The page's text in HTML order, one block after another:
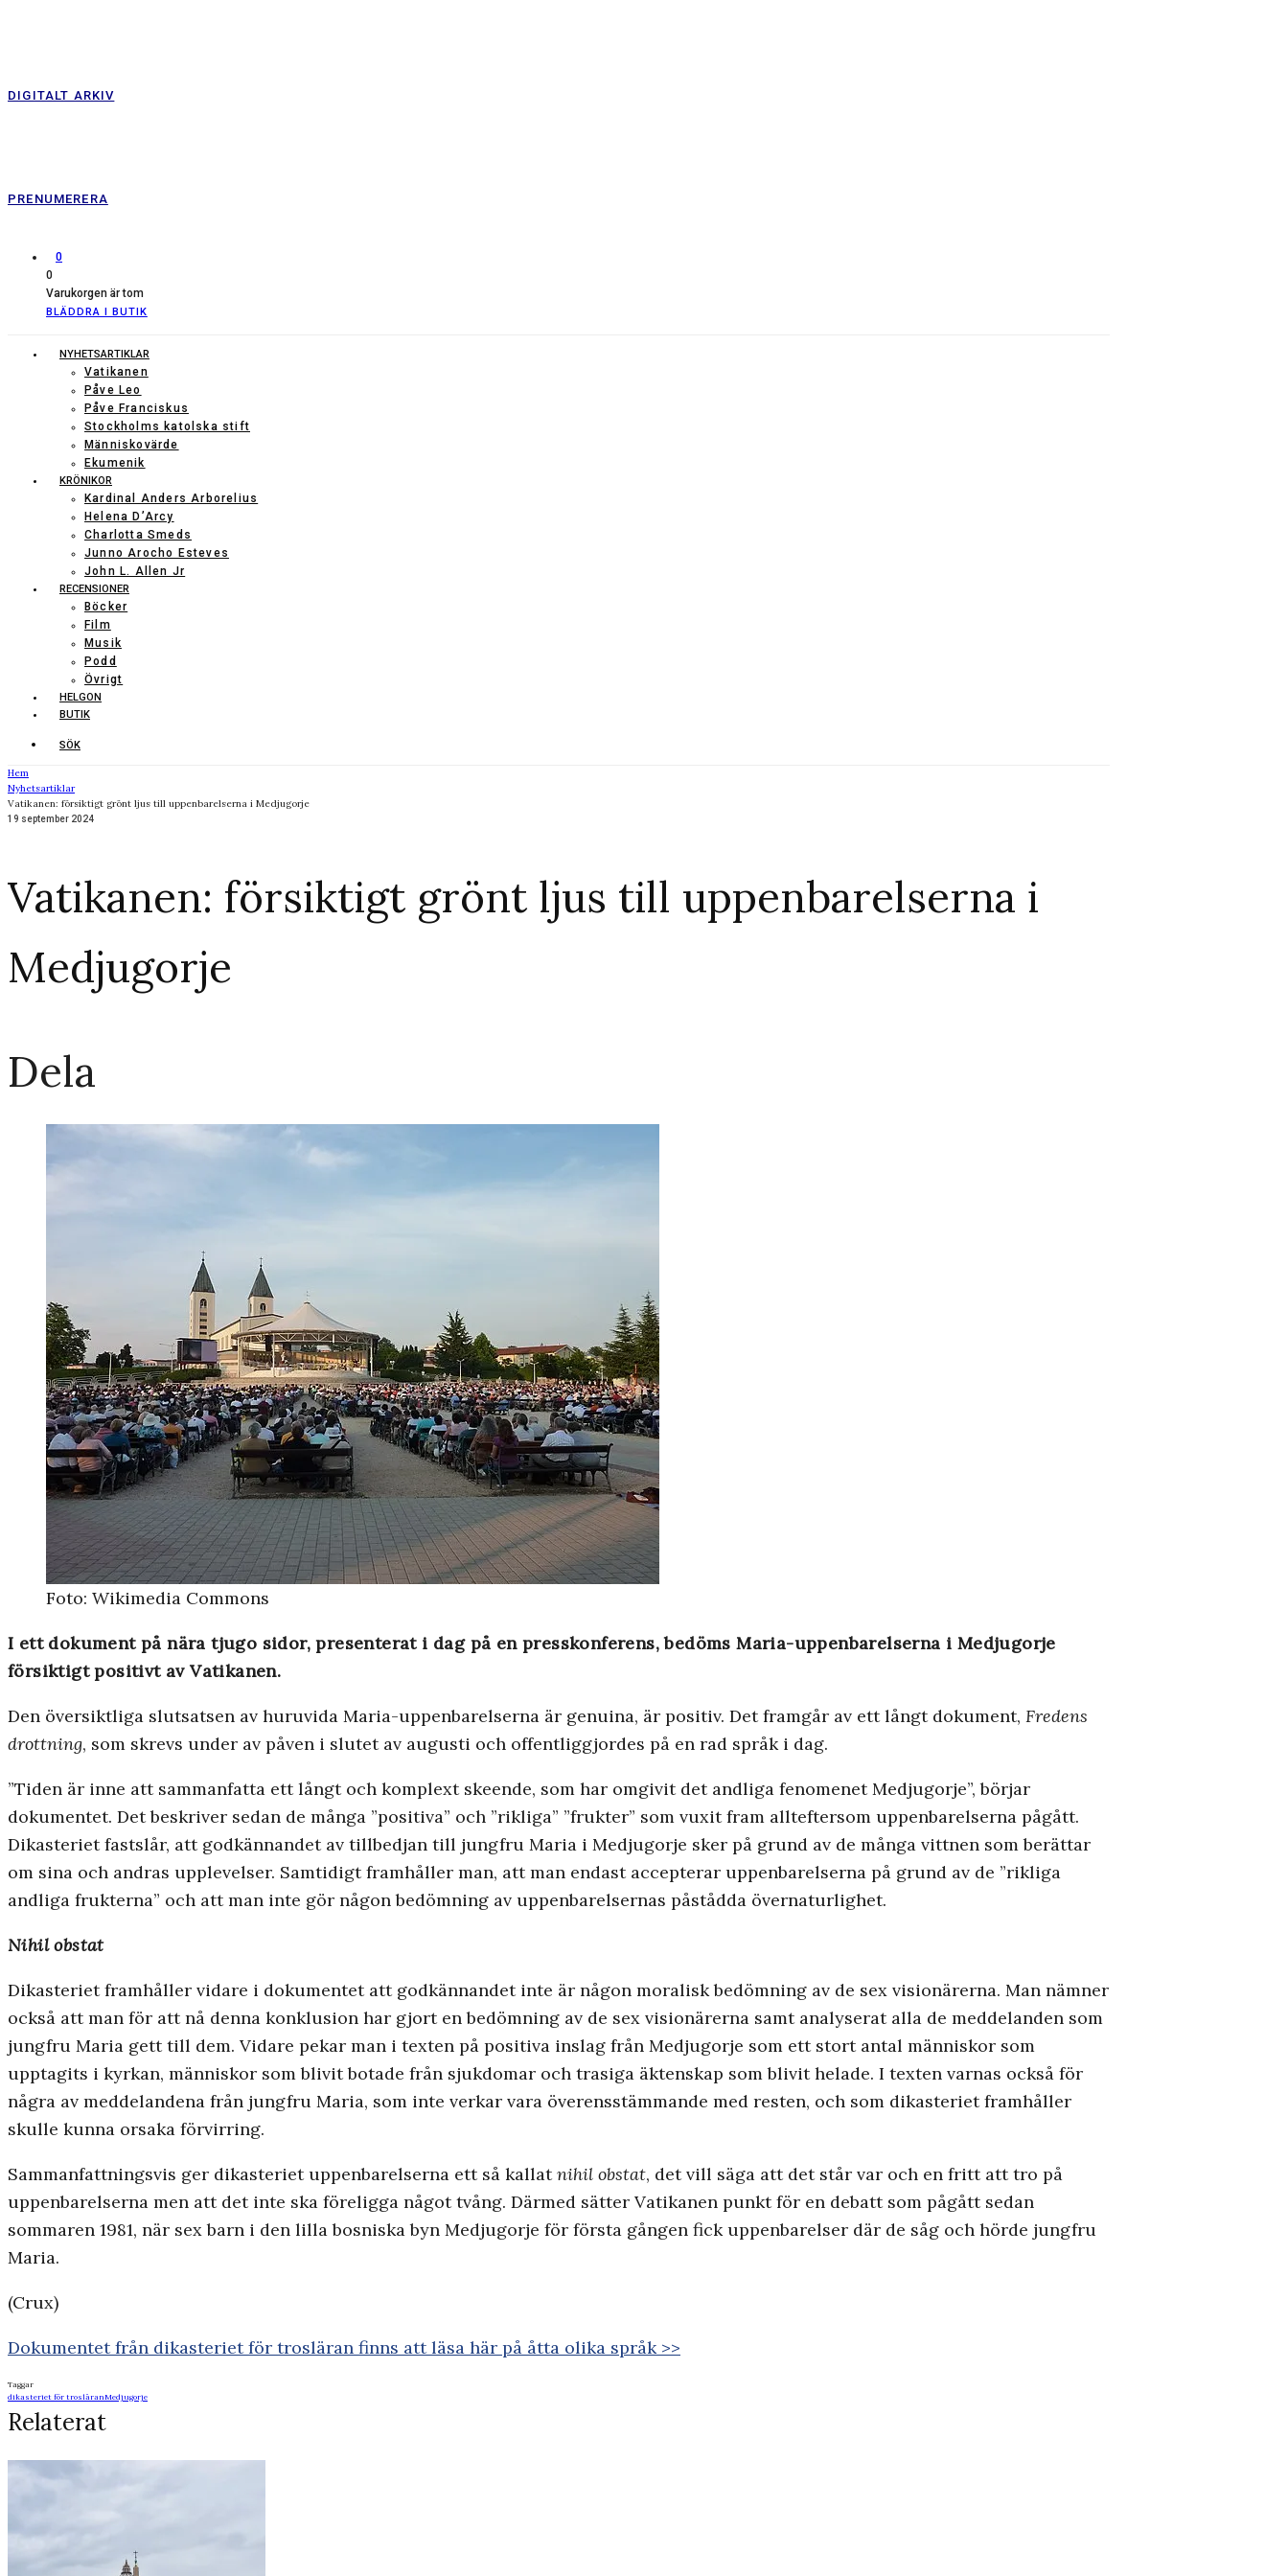
DIGITALT ARKIV
PRENUMERERA
0
0
Varukorgen är tom
BLÄDDRA I BUTIK
NYHETSARTIKLAR
Vatikanen
Påve Leo
Påve Franciskus
Stockholms katolska stift
Människovärde
Ekumenik
KRÖNIKOR
Kardinal Anders Arborelius
Helena D’Arcy
Charlotta Smeds
Junno Arocho Esteves
John L. Allen Jr
RECENSIONER
Böcker
Film
Musik
Podd
Övrigt
HELGON
BUTIK
SÖK
Hem
Nyhetsartiklar
Vatikanen: försiktigt grönt ljus till uppenbarelserna i Medjugorje
19 september 2024
Vatikanen: försiktigt grönt ljus till uppenbarelserna i
Medjugorje
Dela
Foto: Wikimedia Commons
I ett dokument på nära tjugo sidor, presenterat i dag på en presskonferens, bedöms Maria-uppenbarelserna i Medjugorje
försiktigt positivt av Vatikanen.
Den översiktliga slutsatsen av huruvida Maria-uppenbarelserna är genuina, är positiv. Det framgår av ett långt dokument, Fredens
drottning, som skrevs under av påven i slutet av augusti och offentliggjordes på en rad språk i dag.
”Tiden är inne att sammanfatta ett långt och komplext skeende, som har omgivit det andliga fenomenet Medjugorje”, börjar
dokumentet. Det beskriver sedan de många ”positiva” och ”rikliga” ”frukter” som vuxit fram allteftersom uppenbarelserna pågått.
Dikasteriet fastslår, att godkännandet av tillbedjan till jungfru Maria i Medjugorje sker på grund av de många vittnen som berättar
om sina och andras upplevelser. Samtidigt framhåller man, att man endast accepterar uppenbarelserna på grund av de ”rikliga
andliga frukterna” och att man inte gör någon bedömning av uppenbarelsernas påstådda övernaturlighet.
Nihil obstat
Dikasteriet framhåller vidare i dokumentet att godkännandet inte är någon moralisk bedömning av de sex visionärerna. Man nämner
också att man för att nå denna konklusion har gjort en bedömning av de sex visionärerna samt analyserat alla de meddelanden som
jungfru Maria gett till dem. Vidare pekar man i texten på positiva inslag från Medjugorje som ett stort antal människor som
upptagits i kyrkan, människor som blivit botade från sjukdomar och trasiga äktenskap som blivit helade. I texten varnas också för
några av meddelandena från jungfru Maria, som inte verkar vara överensstämmande med resten, och som dikasteriet framhåller
skulle kunna orsaka förvirring.
Sammanfattningsvis ger dikasteriet uppenbarelserna ett så kallatnihil obstat, det vill säga att det står var och en fritt att tro på
uppenbarelserna men att det inte ska föreligga något tvång. Därmed sätter Vatikanen punkt för en debatt som pågått sedan
sommaren 1981, när sex barn i den lilla bosniska byn Medjugorje för första gången fick uppenbarelser där de såg och hörde jungfru
Maria.
(Crux)
Dokumentet från dikasteriet för trosläran finns att läsa här på åtta olika språk >>
Taggar
dikasteriet för trosläranMedjugorje
Relaterat